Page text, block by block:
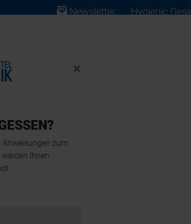
Newsletter Hygienic
×
Anweisungen zum
Ihnen